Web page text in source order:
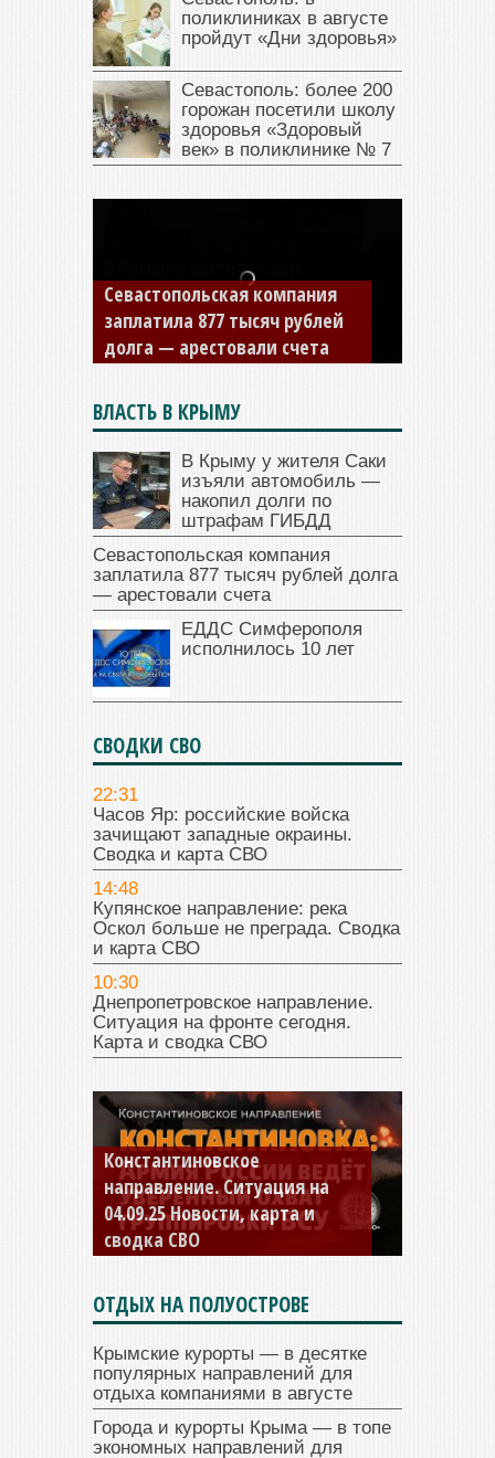
поликлиниках в августе
пройдут «Дни здоровья»
Севастополь: более 200
горожан посетили школу
здоровья «Здоровый
век» в поликлинике № 7
Севастопольская компания
заплатила 877 тысяч рублей
долга — арестовали счета
ВЛАСТЬ В КРЫМУ
В Крыму у жителя Саки
изъяли автомобиль —
накопил долги по
штрафам ГИБДД
Севастопольская компания
заплатила 877 тысяч рублей долга
— арестовали счета
ЕДДС Симферополя
исполнилось 10 лет
СВОДКИ СВО
22:31
Часов Яр: российские войска
зачищают западные окраины.
Сводка и карта СВО
14:48
Купянское направление: река
Оскол больше не преграда. Сводка
и карта СВО
10:30
Днепропетровское направление.
Ситуация на фронте сегодня.
Карта и сводка СВО
Константиновское
направление. Ситуация на
04.09.25 Новости, карта и
сводка СВО
ОТДЫХ НА ПОЛУОСТРОВЕ
Крымские курорты — в десятке
популярных направлений для
отдыха компаниями в августе
Города и курорты Крыма — в топе
экономных направлений для